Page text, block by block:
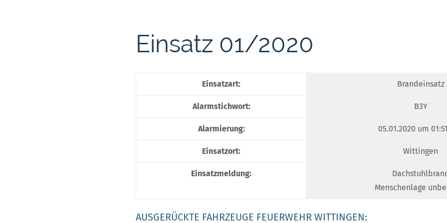
Einsatz 01/2020
Einsatzart: Brandeinsatz
Alarmstichwort: B3Y
Alarmierung: 05.01.2020 um
Einsatzort: Wittingen
Einsatzmeldung:
Menschenlage
AUSGERÜCKTE FAHRZEUGE FEUERWEHR WITTINGEN: